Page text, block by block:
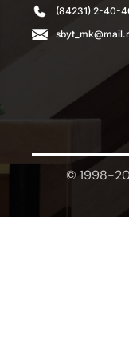
(84231) 2-40-
© 1998-